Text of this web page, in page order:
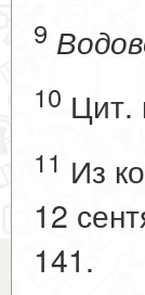
9
10 Цит.
11 Из
12
141.